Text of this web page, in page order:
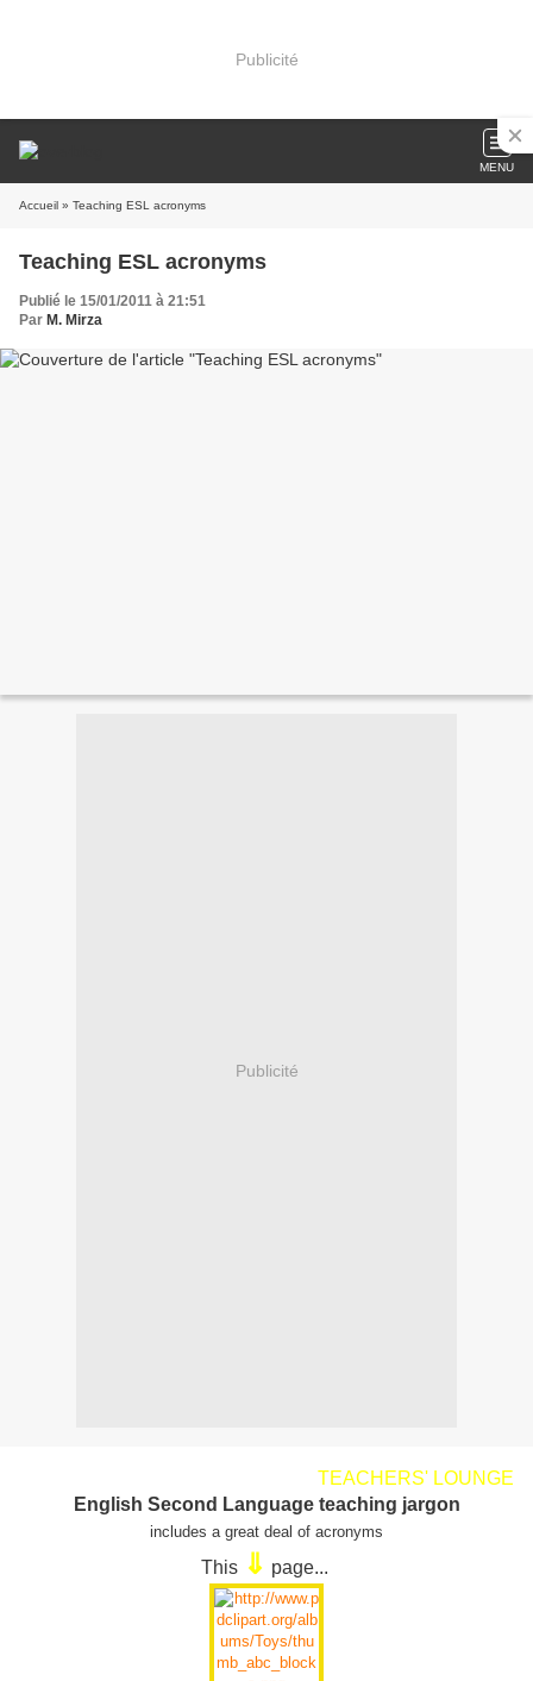
Publicité
MENU
Accueil » Teaching ESL acronyms
Teaching ESL acronyms
Publié le 15/01/2011 à 21:51
Par M. Mirza
Publicité
TEACHERS' LOUNGE
English Second Language teaching jargon
includes a great deal of acronyms
This ⇓ page...